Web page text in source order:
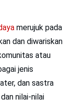
merujuk pada
dan diwariskan
atau
jenis
dan sastra
nilai-nilai